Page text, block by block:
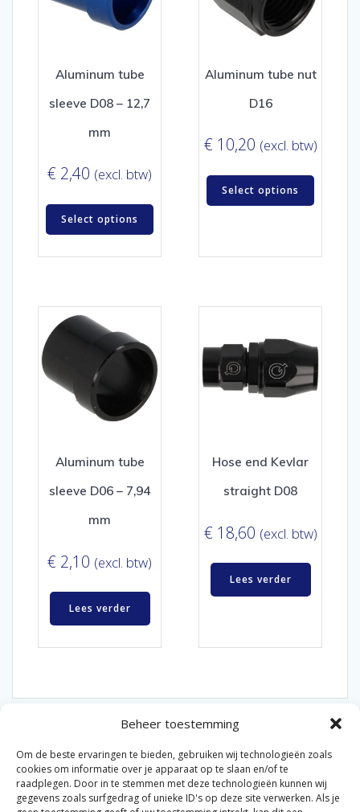
Beheer toestemming
Om de beste ervaringen te bieden, gebruiken wij technologieën zoals
cookies om informatie over je apparaat op te slaan en/of te
raadplegen. Door in te stemmen met deze technologieën kunnen wij
gegevens zoals surfgedrag of unieke ID's op deze site verwerken. Als je
Aluminum tube
sleeve D08 – 12,7
mm
€ 2,40 (excl. btw)
Select options
Aluminum tube nut
D16
€ 10,20 (excl. btw)
Select options
Aluminum tube
sleeve D06 – 7,94
mm
€ 2,10 (excl. btw)
Lees verder
Hose end Kevlar
straight D08
€ 18,60 (excl. btw)
Lees verder